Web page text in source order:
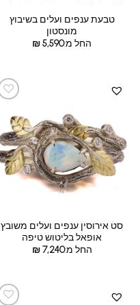
טבעת ענפים ועלים בשיבוץ
מונסטון
החל מ:
₪5,590
סט אירוסין ענפים ועלים משובץ
אופאל בליטוש טיפה
החל מ:
₪7,240